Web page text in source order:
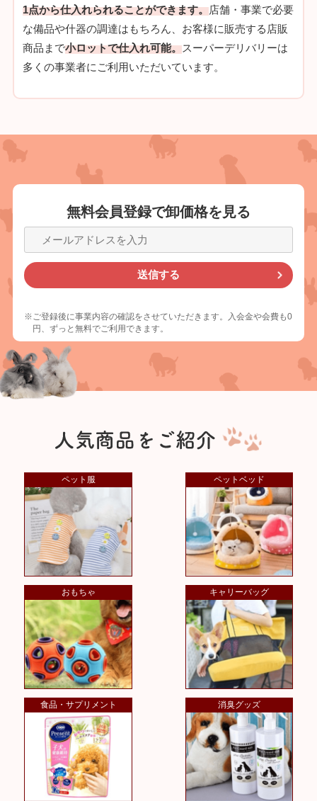
1点から仕入れられることができます。店舗・事業で必要
な備品や什器の調達はもちろん、お客様に販売する店販
商品まで小ロットで仕入れ可能。スーパーデリバリーは
多くの事業者にご利用いただいています。
無料会員登録で卸価格を見る
※ご登録後に事業内容の確認をさせていただきます。入会金や会費も0
円、ずっと無料でご利用できます。
ペット服 ペットベッド
おもちゃ キャリーバッグ
食品・サプリメント 消臭グッズ